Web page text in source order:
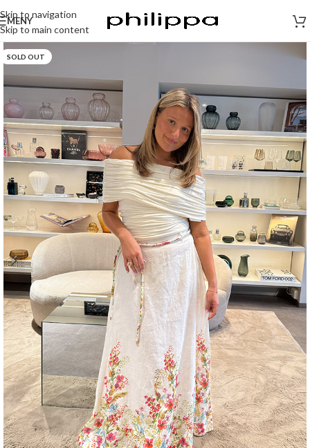
Skip to navigation
Skip to main content
MENY
SOLD OUT